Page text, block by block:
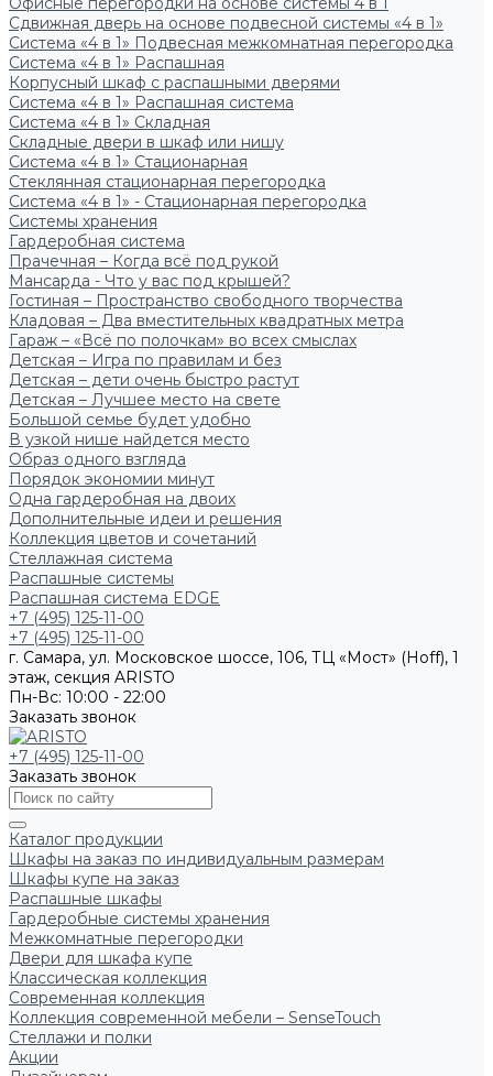
Сдвижная дверь на основе подвесной системы «4 в 1»
Система «4 в 1» Подвесная межкомнатная перегородка
Система «4 в 1» Распашная
Корпусный шкаф с распашными дверями
Система «4 в 1» Распашная система
Система «4 в 1» Складная
Складные двери в шкаф или нишу
Система «4 в 1» Стационарная
Стеклянная стационарная перегородка
Система «4 в 1» - Стационарная перегородка
Системы хранения
Гардеробная система
Прачечная – Когда всё под рукой
Мансарда - Что у вас под крышей?
Гостиная – Пространство свободного творчества
Кладовая – Два вместительных квадратных метра
Гараж – «Всё по полочкам» во всех смыслах
Детская – Игра по правилам и без
Детская – дети очень быстро растут
Детская – Лучшее место на свете
Большой семье будет удобно
В узкой нише найдется место
Образ одного взгляда
Порядок экономии минут
Одна гардеробная на двоих
Дополнительные идеи и решения
Коллекция цветов и сочетаний
Стеллажная система
Распашные системы
Распашная система EDGE
+7 (495) 125-11-00
+7 (495) 125-11-00
г. Самара, ул. Московское шоссе, 106, ТЦ «Мост» (Hoff), 1
этаж, секция ARISTO
Пн-Вс: 10:00 - 22:00
Заказать звонок
+7 (495) 125-11-00
Заказать звонок
Каталог продукции
Шкафы на заказ по индивидуальным размерам
Шкафы купе на заказ
Распашные шкафы
Гардеробные системы хранения
Межкомнатные перегородки
Двери для шкафа купе
Классическая коллекция
Современная коллекция
Коллекция современной мебели – SenseTouch
Стеллажи и полки
Акции